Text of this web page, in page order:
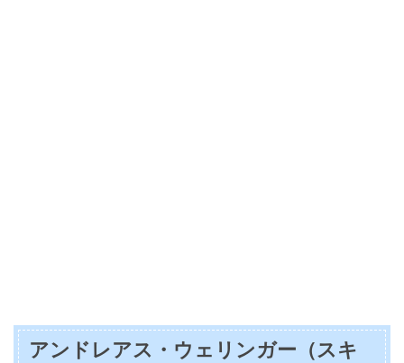
アンドレアス・ウェリンガー（スキ